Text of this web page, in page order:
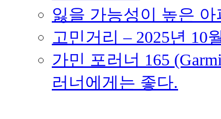
잃을 가능성이 높은
고민거리 – 2025년 10
가민 포러너 165
러너에게는 좋다.